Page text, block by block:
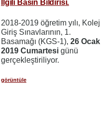
İlgili Basın Bildirisi.
2018-2019 öğretim yılı, Kolej
Giriş Sınavlarının, 1.
Basamağı (KGS-1), 26 Ocak
2019 Cumartesi günü
gerçekleştiriliyor.
görüntüle